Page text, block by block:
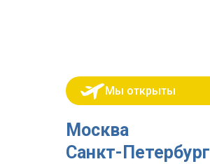
Москва
Санкт-Петербург
Мы открыты